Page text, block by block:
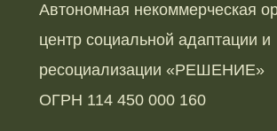
Автономная некоммерческая
центр социальной адаптации и
ресоциализации «РЕШЕНИЕ»
ОГРН 114 450 000 160